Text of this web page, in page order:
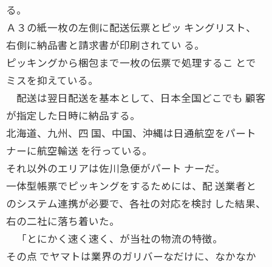
る。
Ａ３の紙一枚の左側に配送伝票とピッ キングリスト、
右側に納品書と請求書が印刷されてい る。
ピッキングから梱包まで一枚の伝票で処理するこ とで
ミスを抑えている。
配送は翌日配送を基本として、日本全国どこでも 顧客
が指定した日時に納品する。
北海道、九州、四 国、中国、沖縄は日通航空をパート
ナーに航空輸送 を行っている。
それ以外のエリアは佐川急便がパート ナーだ。
一体型帳票でピッキングをするためには、配 送業者と
のシステム連携が必要で、各社の対応を検討 した結果、
右の二社に落ち着いた。
「とにかく速く速く、が当社の物流の特徴。
その点 でヤマトは業界のガリバーなだけに、なかなか